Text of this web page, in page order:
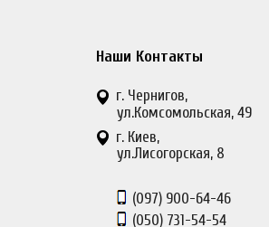
Наши Контакты
г. Чернигов,
ул.Комсомольская, 49
г. Киев,
ул.Лисогорская, 8
(097) 900-64-46
(050) 731-54-54